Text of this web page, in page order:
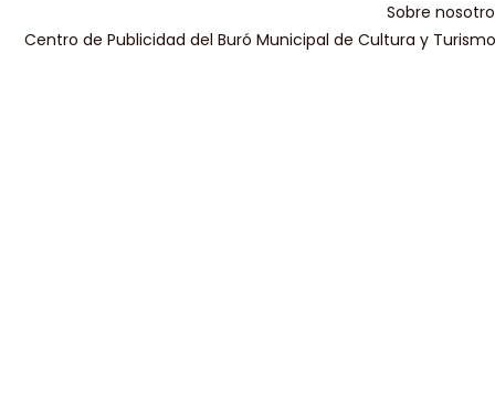
Sobre
Centro de Publicidad del Buró Municipal de Cultura y